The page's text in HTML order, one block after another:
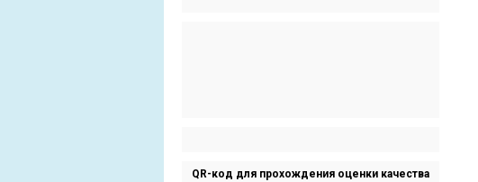
QR-код для прохождения оценки качества